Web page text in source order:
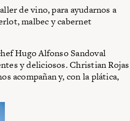
de vino, para ayudarnos a
malbec y cabernet
Hugo Alfonso Sandoval
y deliciosos. Christian Rojas
acompañan y, con la plática,